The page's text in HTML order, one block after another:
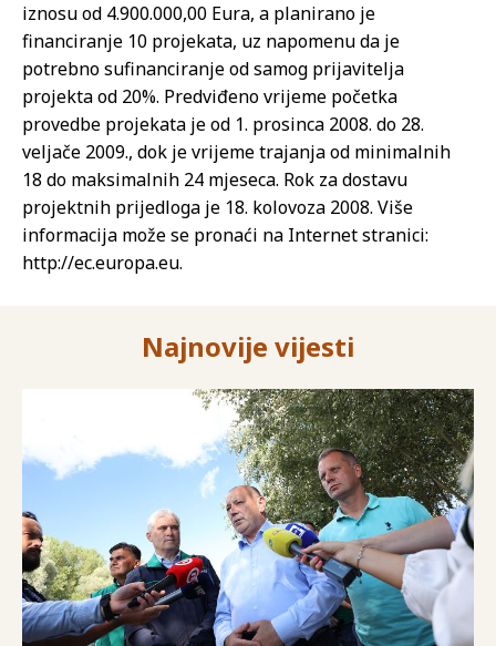
iznosu od 4.900.000,00 Eura, a planirano je
financiranje 10 projekata, uz napomenu da je
potrebno sufinanciranje od samog prijavitelja
projekta od 20%. Predviđeno vrijeme početka
provedbe projekata je od 1. prosinca 2008. do 28.
veljače 2009., dok je vrijeme trajanja od minimalnih
18 do maksimalnih 24 mjeseca. Rok za dostavu
projektnih prijedloga je 18. kolovoza 2008. Više
informacija može se pronaći na Internet stranici:
http://ec.europa.eu.
Najnovije vijesti